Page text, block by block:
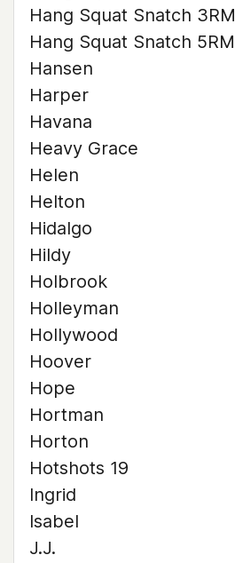
Hang Squat Snatch 3RM
Hang Squat Snatch 5RM
Hansen
Harper
Havana
Heavy Grace
Helen
Helton
Hidalgo
Hildy
Holbrook
Holleyman
Hollywood
Hoover
Hope
Hortman
Horton
Hotshots 19
Ingrid
Isabel
J.J.